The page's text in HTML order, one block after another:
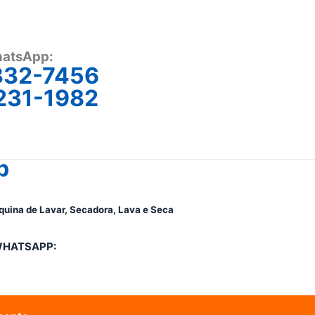
7456
1982
de Lavar, Secadora, Lava e Seca